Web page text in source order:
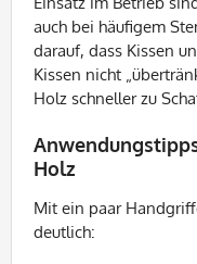
auch bei häufigem
darauf, dass Kissen
Kissen nicht
Holz schneller zu
Holz
Mit ein paar
deutlich: